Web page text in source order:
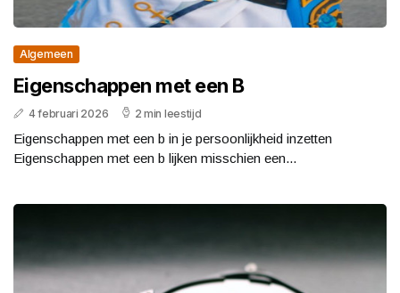
Algemeen
Eigenschappen met een B
4 februari 2026 2 min leestijd
Eigenschappen met een b in je persoonlijkheid inzetten
Eigenschappen met een b lijken misschien een...